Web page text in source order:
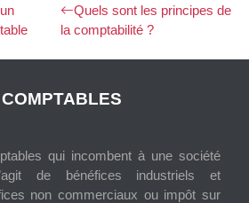
Quels sont les principes de
la comptabilité ?
qui incombent à une société
de bénéfices industriels et
non commerciaux ou impôt sur